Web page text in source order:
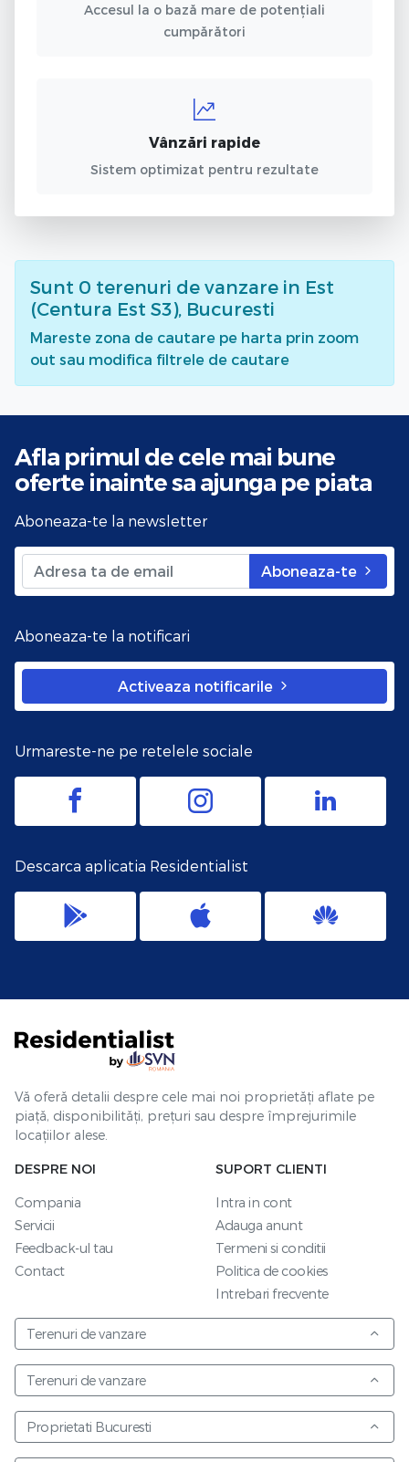
Accesul la o bază mare de potențiali
cumpărători
Vânzări rapide
Sistem optimizat pentru rezultate
Sunt 0 terenuri de vanzare in Est
(Centura Est S3), Bucuresti
Mareste zona de cautare pe harta prin zoom
out sau modifica filtrele de cautare
Afla primul de cele mai bune
oferte inainte sa ajunga pe piata
Aboneaza-te la newsletter
Aboneaza-te
Aboneaza-te la notificari
Activeaza notificarile
Urmareste-ne pe retelele sociale
Descarca aplicatia Residentialist
Vă oferă detalii despre cele mai noi proprietăți aflate pe
piață, disponibilități, prețuri sau despre împrejurimile
locațiilor alese.
DESPRE NOI
Compania
Servicii
Feedback-ul tau
Contact
SUPORT CLIENTI
Intra in cont
Adauga anunt
Termeni si conditii
Politica de cookies
Intrebari frecvente
Terenuri de vanzare
Terenuri de vanzare
Proprietati Bucuresti